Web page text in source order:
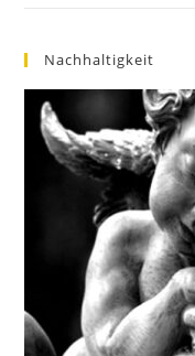
Nachhaltigkeit